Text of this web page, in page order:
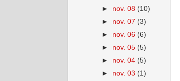
► nov. 08 (10)
► nov. 07 (3)
► nov. 06 (6)
► nov. 05 (5)
► nov. 04 (5)
► nov. 03 (1)